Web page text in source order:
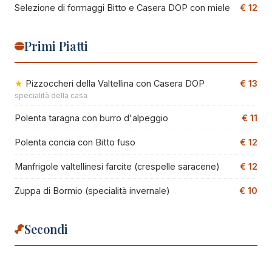
Selezione di formaggi Bitto e Casera DOP con miele € 12
Primi Piatti
Pizzoccheri della Valtellina con Casera DOP
specialità della casa
€ 13
Polenta taragna con burro d'alpeggio € 11
Polenta concia con Bitto fuso € 12
Manfrigole valtellinesi farcite (crespelle saracene) € 12
Zuppa di Bormio (specialità invernale) € 10
Secondi